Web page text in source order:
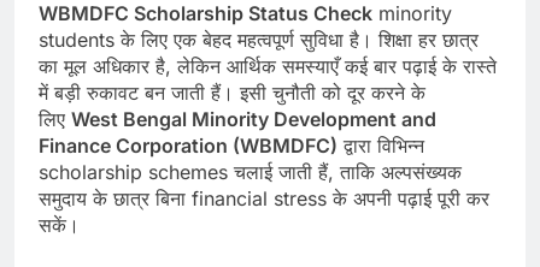
WBMDFC Scholarship Status Check minority
students के लिए एक बेहद महत्वपूर्ण सुविधा है। शिक्षा हर छात्र
का मूल अधिकार है, लेकिन आर्थिक समस्याएँ कई बार पढ़ाई के रास्ते
में बड़ी रुकावट बन जाती हैं। इसी चुनौती को दूर करने के
लिए West Bengal Minority Development and
Finance Corporation (WBMDFC) द्वारा विभिन्न
scholarship schemes चलाई जाती हैं, ताकि अल्पसंख्यक
समुदाय के छात्र बिना financial stress के अपनी पढ़ाई पूरी कर
सकें।